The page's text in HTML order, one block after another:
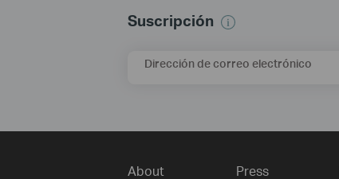
Suscripción
Dirección de correo electrónico
About Press